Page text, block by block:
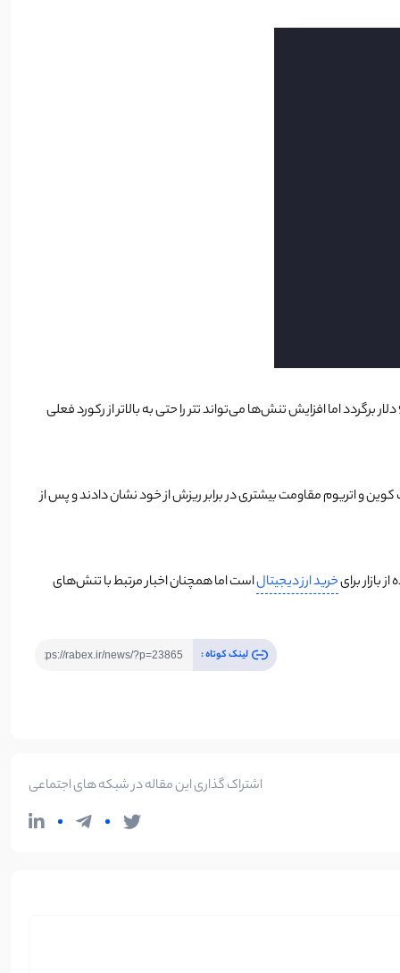
در صورتی که جنگ بزرگتری بین ایران و اسرائیل یا دیگر کشورها صورت نگیرد انتظار می‌رود قیمت تتر دوباره به قیمت‌های قبلی خود در حوالی 65000 تا 67000 دلار برگردد اما افزایش تنش‌ها می‌تواند تتر را حتی به بالاتر از رکورد فعلی
و اتریوم مقاومت بیشتری در برابر ریزش از خود نشان دادند و پس از
بازار برایخرید ارز دیجیتالاست اما همچنان اخبار مرتبط با تنش‌های
لینک کوتاه :
اشتراک گذاری این مقاله در شبکه های اجتماعی